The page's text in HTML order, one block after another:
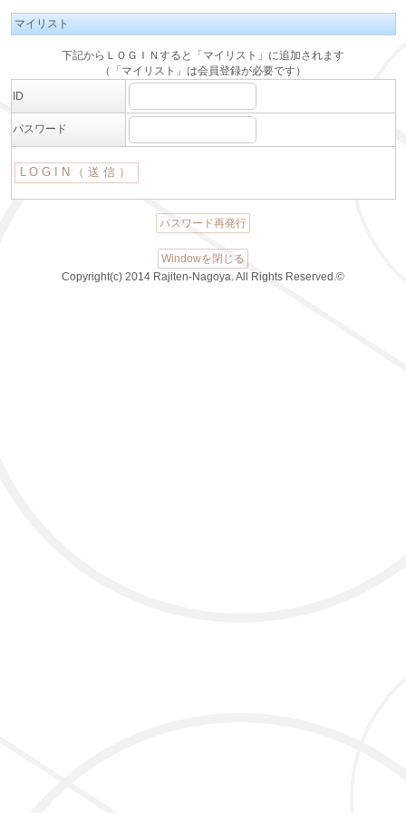
マイリスト
下記からＬＯＧＩＮすると「マイリスト」に追加されます
（「マイリスト」は会員登録が必要です）
ID
パスワード
パスワード再発行
Windowを閉じる
Copyright(c) 2014 Rajiten-Nagoya. All Rights Reserved.©